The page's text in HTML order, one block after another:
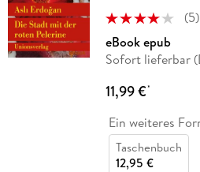
(5)
eBook epub
Sofort lieferbar
11,99 €*
Ein weiteres
Taschenbuch
12,95 €